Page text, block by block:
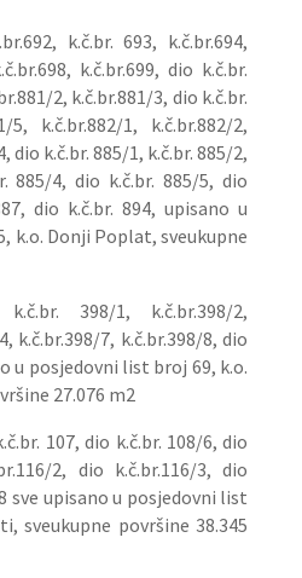
k.č.br. 693, k.č.br.694,
k.č.br.699, dio k.č.br.
2, k.č.br.881/3, dio k.č.br.
k.č.br.882/1, k.č.br.882/2,
dio k.č.br. 885/1, k.č.br. 885/2,
885/4, dio k.č.br. 885/5, dio
dio k.č.br. 894, upisano u
k.o. Donji Poplat, sveukupne
398/1, k.č.br.398/2,
k.č.br.398/7, k.č.br.398/8, dio
u posjedovni list broj 69, k.o.
27.076 m2
107, dio k.č.br. 108/6, dio
2, dio k.č.br.116/3, dio
sve upisano u posjedovni list
sveukupne površine 38.345